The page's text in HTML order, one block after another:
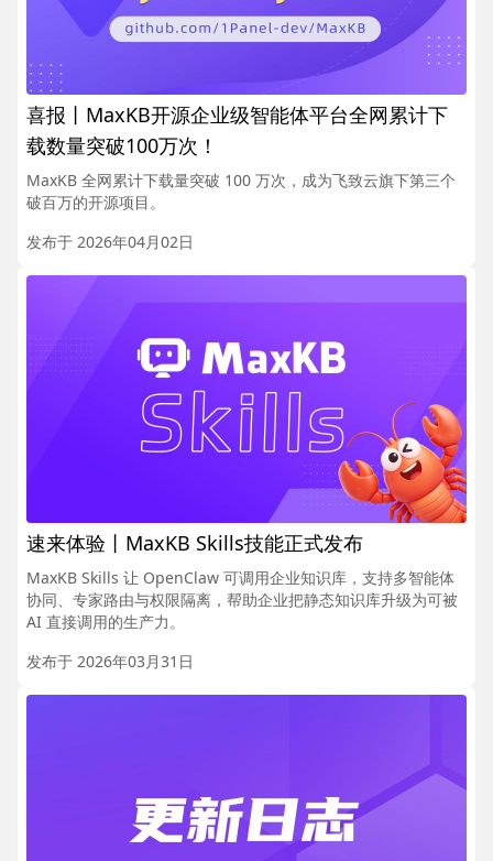
喜报丨MaxKB开源企业级智能体平台全网累计下
载数量突破100万次！
MaxKB 全网累计下载量突破 100 万次，成为飞致云旗下第三个
破百万的开源项目。
发布于 2026年04月02日
速来体验丨MaxKB Skills技能正式发布
MaxKB Skills 让 OpenClaw 可调用企业知识库，支持多智能体
协同、专家路由与权限隔离，帮助企业把静态知识库升级为可被
AI 直接调用的生产力。
发布于 2026年03月31日